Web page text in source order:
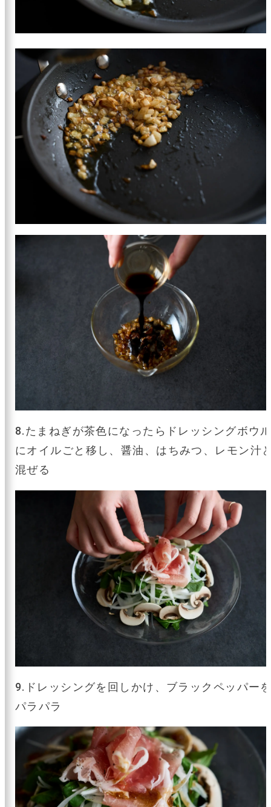
8.たまねぎが茶色になったらドレッシングボウ
にオイルごと移し、醤油、はちみつ、レモン汁
混ぜる
9.ドレッシングを回しかけ、ブラックペッパー
パラパラ